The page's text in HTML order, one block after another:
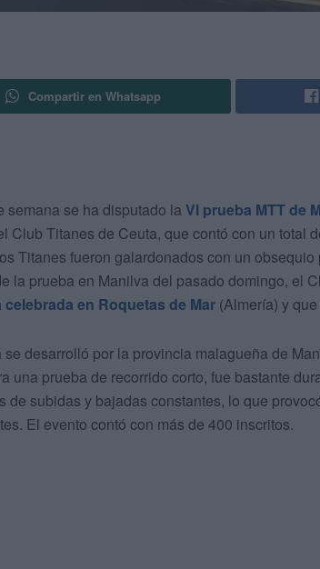
Compartir en Whatsapp
semana se ha disputado la VI prueba MTT de
Club Titanes de Ceuta, que contó con un total
Titanes fueron galardonados con un
la prueba en Manilva del pasado domingo, el
celebrada en Roquetas de Mar (Almería) y
se desarrolló por la provincia malagueña de
una prueba de recorrido corto, fue bastante
de subidas y bajadas constantes, lo que
El evento contó con más de 400 inscritos.